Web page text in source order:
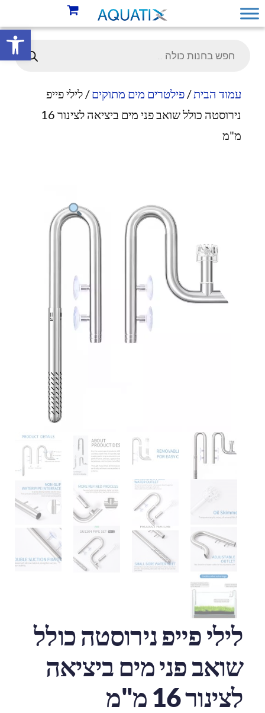
פתח
עמוד הבית/פילטרים מים מתוקים/ לילי פייפ
נירוסטה כולל שואב פני מים ביציאה לצינור 16
מ"מ
לילי פייפ נירוסטה כולל
שואב פני מים ביציאה
לצינור 16 מ"מ